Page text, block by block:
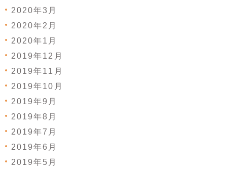
2020年3月
2020年2月
2020年1月
2019年12月
2019年11月
2019年10月
2019年9月
2019年8月
2019年7月
2019年6月
2019年5月